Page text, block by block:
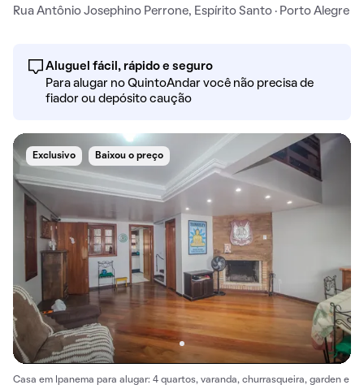
Rua Antônio Josephino Perrone, Espírito Santo · Porto Alegre
Aluguel fácil, rápido e seguro
Para alugar no QuintoAndar você não precisa de
fiador ou depósito caução
Exclusivo Baixou o preço
Casa em Ipanema para alugar: 4 quartos, varanda, churrasqueira, garden e